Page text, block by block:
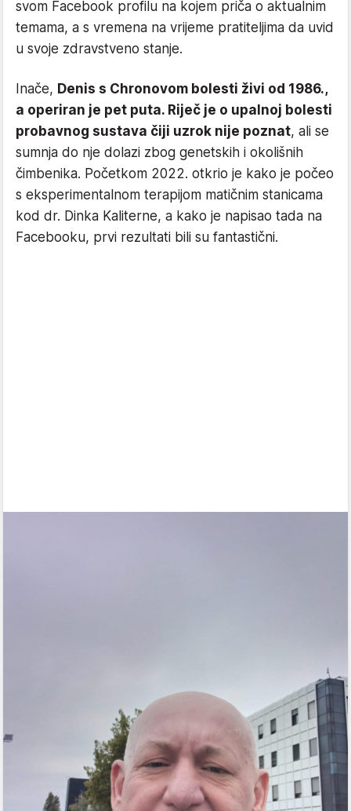
svom Facebook profilu na kojem priča o aktualnim
temama, a s vremena na vrijeme pratiteljima da uvid
u svoje zdravstveno stanje.
Inače, Denis s Chronovom bolesti živi od 1986.,
a operiran je pet puta. Riječ je o upalnoj bolesti
probavnog sustava čiji uzrok nije poznat, ali se
sumnja do nje dolazi zbog genetskih i okolišnih
čimbenika. Početkom 2022. otkrio je kako je počeo
s eksperimentalnom terapijom matičnim stanicama
kod dr. Dinka Kaliterne, a kako je napisao tada na
Facebooku, prvi rezultati bili su fantastični.